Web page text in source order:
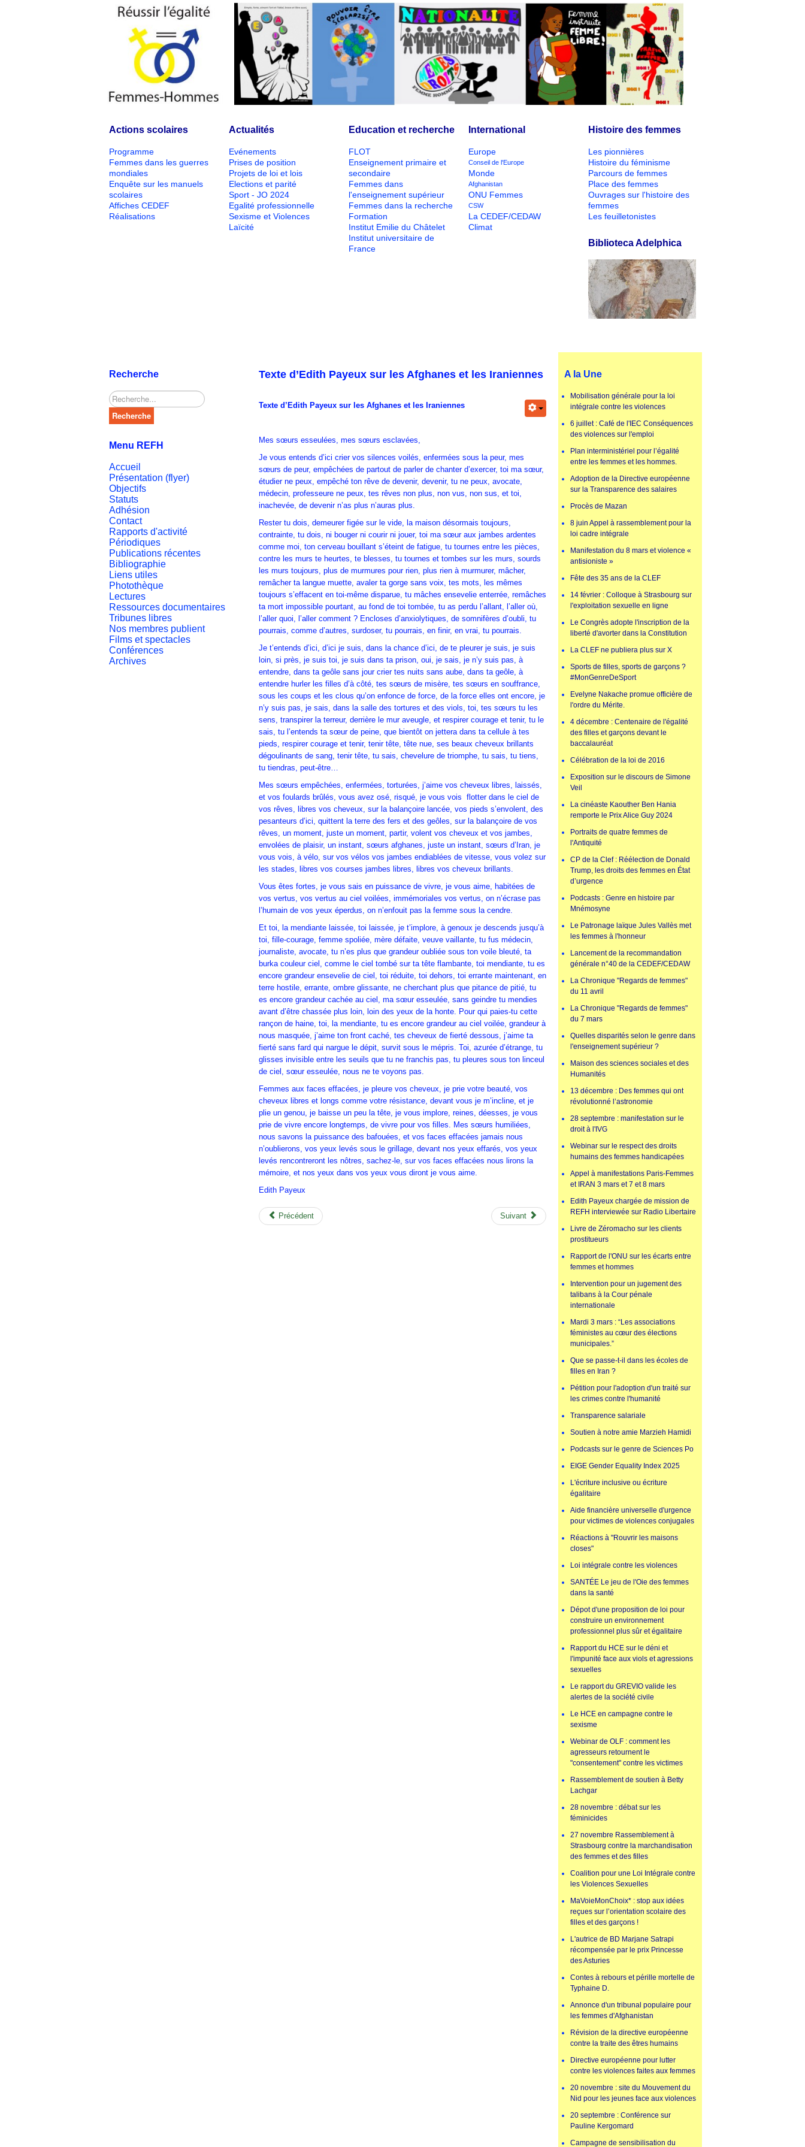
Actions scolaires
Programme
Femmes dans les guerres
mondiales
Enquête sur les manuels
scolaires
Affiches CEDEF
Réalisations
Actualités
Evénements
Prises de position
Projets de loi et lois
Elections et parité
Sport - JO 2024
Egalité professionnelle
Sexisme et Violences
Laïcité
Education et recherche
FLOT
Enseignement primaire et
secondaire
Femmes dans
l'enseignement supérieur
Femmes dans la recherche
Formation
Institut Emilie du Châtelet
Institut universitaire de
France
International
Europe
Conseil de l'Europe
Monde
Afghanistan
ONU Femmes
CSW
La CEDEF/CEDAW
Climat
Histoire des femmes
Les pionnières
Histoire du féminisme
Parcours de femmes
Place des femmes
Ouvrages sur l'histoire des
femmes
Les feuilletonistes
Biblioteca Adelphica
Recherche
Rechercher
Recherche
Menu REFH
Accueil
Présentation (flyer)
Objectifs
Statuts
Adhésion
Contact
Rapports d'activité
Périodiques
Publications récentes
Bibliographie
Liens utiles
Photothèque
Lectures
Ressources documentaires
Tribunes libres
Nos membres publient
Films et spectacles
Conférences
Archives
Texte d’Edith Payeux sur les Afghanes et les Iraniennes
Texte d’Edith Payeux sur les Afghanes et les Iraniennes
Mes sœurs esseulées, mes sœurs esclavées,
Je vous entends d’ici crier vos silences voilés, enfermées sous la peur, mes
sœurs de peur, empêchées de partout de parler de chanter d’exercer, toi ma sœur,
étudier ne peux, empêché ton rêve de devenir, devenir, tu ne peux, avocate,
médecin, professeure ne peux, tes rêves non plus, non vus, non sus, et toi,
inachevée, de devenir n’as plus n’auras plus.
Rester tu dois, demeurer figée sur le vide, la maison désormais toujours,
contrainte, tu dois, ni bouger ni courir ni jouer, toi ma sœur aux jambes ardentes
comme moi, ton cerveau bouillant s’éteint de fatigue, tu tournes entre les pièces,
contre les murs te heurtes, te blesses, tu tournes et tombes sur les murs, sourds
les murs toujours, plus de murmures pour rien, plus rien à murmurer, mâcher,
remâcher ta langue muette, avaler ta gorge sans voix, tes mots, les mêmes
toujours s’effacent en toi-même disparue, tu mâches ensevelie enterrée, remâches
ta mort impossible pourtant, au fond de toi tombée, tu as perdu l’allant, l’aller où,
l’aller quoi, l’aller comment ? Encloses d’anxiolytiques, de somnifères d’oubli, tu
pourrais, comme d’autres, surdoser, tu pourrais, en finir, en vrai, tu pourrais.
Je t’entends d’ici, d’ici je suis, dans la chance d’ici, de te pleurer je suis, je suis
loin, si près, je suis toi, je suis dans ta prison, oui, je sais, je n’y suis pas, à
entendre, dans ta geôle sans jour crier tes nuits sans aube, dans ta geôle, à
entendre hurler les filles d’à côté, tes sœurs de misère, tes sœurs en souffrance,
sous les coups et les clous qu’on enfonce de force, de la force elles ont encore, je
n’y suis pas, je sais, dans la salle des tortures et des viols, toi, tes sœurs tu les
sens, transpirer la terreur, derrière le mur aveugle, et respirer courage et tenir, tu le
sais, tu l’entends ta sœur de peine, que bientôt on jettera dans ta cellule à tes
pieds, respirer courage et tenir, tenir tête, tête nue, ses beaux cheveux brillants
dégoulinants de sang, tenir tête, tu sais, chevelure de triomphe, tu sais, tu tiens,
tu tiendras, peut-être…
Mes sœurs empêchées, enfermées, torturées, j’aime vos cheveux libres, laissés,
et vos foulards brûlés, vous avez osé, risqué, je vous vois flotter dans le ciel de
vos rêves, libres vos cheveux, sur la balançoire lancée, vos pieds s’envolent, des
pesanteurs d’ici, quittent la terre des fers et des geôles, sur la balançoire de vos
rêves, un moment, juste un moment, partir, volent vos cheveux et vos jambes,
envolées de plaisir, un instant, sœurs afghanes, juste un instant, sœurs d’Iran, je
vous vois, à vélo, sur vos vélos vos jambes endiablées de vitesse, vous volez sur
les stades, libres vos courses jambes libres, libres vos cheveux brillants.
Vous êtes fortes, je vous sais en puissance de vivre, je vous aime, habitées de
vos vertus, vos vertus au ciel voilées, immémoriales vos vertus, on n’écrase pas
l’humain de vos yeux éperdus, on n’enfouit pas la femme sous la cendre.
Et toi, la mendiante laissée, toi laissée, je t’implore, à genoux je descends jusqu’à
toi, fille-courage, femme spoliée, mère défaite, veuve vaillante, tu fus médecin,
journaliste, avocate, tu n’es plus que grandeur oubliée sous ton voile bleuté, ta
burka couleur ciel, comme le ciel tombé sur ta tête flambante, toi mendiante, tu es
encore grandeur ensevelie de ciel, toi réduite, toi dehors, toi errante maintenant, en
terre hostile, errante, ombre glissante, ne cherchant plus que pitance de pitié, tu
es encore grandeur cachée au ciel, ma sœur esseulée, sans geindre tu mendies
avant d’être chassée plus loin, loin des yeux de la honte. Pour qui paies-tu cette
rançon de haine, toi, la mendiante, tu es encore grandeur au ciel voilée, grandeur à
nous masquée, j’aime ton front caché, tes cheveux de fierté dessous, j’aime ta
fierté sans fard qui nargue le dépit, survit sous le mépris. Toi, azurée d’étrange, tu
glisses invisible entre les seuils que tu ne franchis pas, tu pleures sous ton linceul
de ciel, sœur esseulée, nous ne te voyons pas.
Femmes aux faces effacées, je pleure vos cheveux, je prie votre beauté, vos
cheveux libres et longs comme votre résistance, devant vous je m’incline, et je
plie un genou, je baisse un peu la tête, je vous implore, reines, déesses, je vous
prie de vivre encore longtemps, de vivre pour vos filles. Mes sœurs humiliées,
nous savons la puissance des bafouées, et vos faces effacées jamais nous
n’oublierons, vos yeux levés sous le grillage, devant nos yeux effarés, vos yeux
levés rencontreront les nôtres, sachez-le, sur vos faces effacées nous lirons la
mémoire, et nos yeux dans vos yeux vous diront je vous aime.
Edith Payeux
Précédent Suivant
A la Une
Mobilisation générale pour la loi
intégrale contre les violences
6 juillet : Café de l'IEC Conséquences
des violences sur l'emploi
Plan interministériel pour l’égalité
entre les femmes et les hommes.
Adoption de la Directive européenne
sur la Transparence des salaires
Procès de Mazan
8 juin Appel à rassemblement pour la
loi cadre intégrale
Manifestation du 8 mars et violence «
antisioniste »
Fête des 35 ans de la CLEF
14 février : Colloque à Strasbourg sur
l'exploitation sexuelle en ligne
Le Congrès adopte l'inscription de la
liberté d'avorter dans la Constitution
La CLEF ne publiera plus sur X
Sports de filles, sports de garçons ?
#MonGenreDeSport
Evelyne Nakache promue officière de
l'ordre du Mérite.
4 décembre : Centenaire de l'égalité
des filles et garçons devant le
baccalauréat
Célébration de la loi de 2016
Exposition sur le discours de Simone
Veil
La cinéaste Kaouther Ben Hania
remporte le Prix Alice Guy 2024
Portraits de quatre femmes de
l'Antiquité
CP de la Clef : Réélection de Donald
Trump, les droits des femmes en État
d’urgence
Podcasts : Genre en histoire par
Mnémosyne
Le Patronage laïque Jules Vallès met
les femmes à l'honneur
Lancement de la recommandation
générale n°40 de la CEDEF/CEDAW
La Chronique "Regards de femmes"
du 11 avril
La Chronique "Regards de femmes"
du 7 mars
Quelles disparités selon le genre dans
l'enseignement supérieur ?
Maison des sciences sociales et des
Humanités
13 décembre : Des femmes qui ont
révolutionné l’astronomie
28 septembre : manifestation sur le
droit à l'IVG
Webinar sur le respect des droits
humains des femmes handicapées
Appel à manifestations Paris-Femmes
et IRAN 3 mars et 7 et 8 mars
Edith Payeux chargée de mission de
REFH interviewée sur Radio Libertaire
Livre de Zéromacho sur les clients
prostitueurs
Rapport de l'ONU sur les écarts entre
femmes et hommes
Intervention pour un jugement des
talibans à la Cour pénale
internationale
Mardi 3 mars : “Les associations
féministes au cœur des élections
municipales.”
Que se passe-t-il dans les écoles de
filles en Iran ?
Pétition pour l'adoption d'un traité sur
les crimes contre l'humanité
Transparence salariale
Soutien à notre amie Marzieh Hamidi
Podcasts sur le genre de Sciences Po
EIGE Gender Equality Index 2025
L'écriture inclusive ou écriture
égalitaire
Aide financière universelle d'urgence
pour victimes de violences conjugales
Réactions à "Rouvrir les maisons
closes"
Loi intégrale contre les violences
SANTÉE Le jeu de l'Oie des femmes
dans la santé
Dépot d'une proposition de loi pour
construire un environnement
professionnel plus sûr et égalitaire
Rapport du HCE sur le déni et
l'impunité face aux viols et agressions
sexuelles
Le rapport du GREVIO valide les
alertes de la société civile
Le HCE en campagne contre le
sexisme
Webinar de OLF : comment les
agresseurs retournent le
"consentement" contre les victimes
Rassemblement de soutien à Betty
Lachgar
28 novembre : débat sur les
féminicides
27 novembre Rassemblement à
Strasbourg contre la marchandisation
des femmes et des filles
Coalition pour une Loi Intégrale contre
les Violences Sexuelles
MaVoieMonChoix* : stop aux idées
reçues sur l’orientation scolaire des
filles et des garçons !
L'autrice de BD Marjane Satrapi
récompensée par le prix Princesse
des Asturies
Contes à rebours et pérille mortelle de
Typhaine D.
Annonce d'un tribunal populaire pour
les femmes d'Afghanistan
Révision de la directive européenne
contre la traite des êtres humains
Directive européenne pour lutter
contre les violences faites aux femmes
20 novembre : site du Mouvement du
Nid pour les jeunes face aux violences
20 septembre : Conférence sur
Pauline Kergomard
Campagne de sensibilisation du